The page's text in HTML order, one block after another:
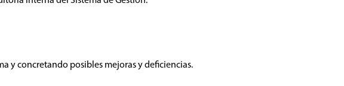
y concretando posibles mejoras y deficiencias.